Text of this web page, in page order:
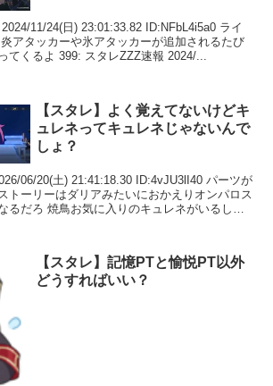
11/24(日) 23:01:33.82 ID:NFbL4i5a0 ライ
アタッカーや氷アタッカーが追加されるたび
てくるよ 399: スタレZZZ速報 2024/...
【スタレ】よく覚えてないけどキ
ュレネってキュレネじゃないんで
しょ？
06/20(土) 21:41:18.30 ID:4vJU3lI40 パーツが
トーリーはダリアみたいにおかえりオンパロス
るだろ 焼鳥お気に入りのキュレネがいるし無
【スタレ】記憶PTと愉悦PT以外
どうすればいい？